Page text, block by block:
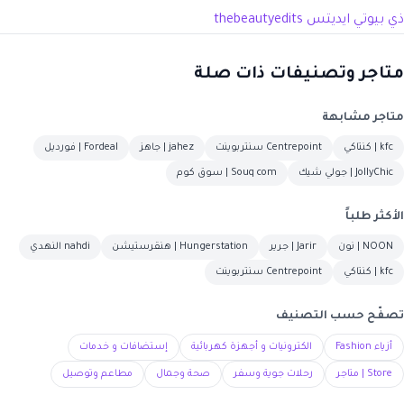
ذي بيوتي ايديتس thebeautyedits
متاجر وتصنيفات ذات صلة
متاجر مشابهة
kfc | كنتاكي Centrepoint سنتربوينت jahez | جاهز Fordeal | فورديل
JollyChic | جولي شيك Souq com | سوق كوم
الأكثر طلباً
NOON | نون Jarir | جرير Hungerstation | هنقرستيشن nahdi النهدي
kfc | كنتاكي Centrepoint سنتربوينت
تصفّح حسب التصنيف
أزياء Fashion الكترونيات و أجهزة كهربائية إستضافات و خدمات
Store | متاجر رحلات جوية وسفر صحة وجمال مطاعم وتوصيل